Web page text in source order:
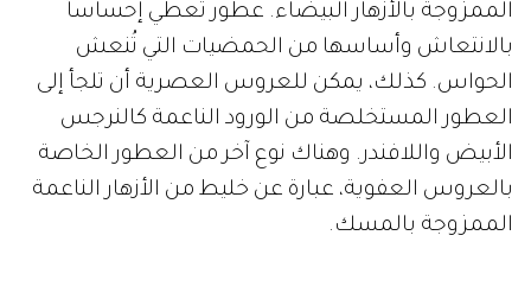
الممزوجة بالأزهار البيضاء. عطور تعطي إحساساً
بالانتعاش وأساسها من الحمضيات التي تُنعش
الحواس. كذلك، يمكن للعروس العصرية أن تلجأ إلى
العطور المستخلصة من الورود الناعمة كالنرجس
الأبيض واللافندر. وهناك نوع آخر من العطور الخاصة
بالعروس العفوية، عبارة عن خليط من الأزهار الناعمة
الممزوجة بالمسك.